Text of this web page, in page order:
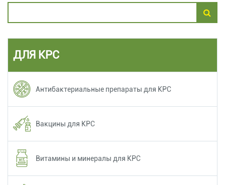
ДЛЯ КРС
Антибактериальные препараты для КРС
Вакцины для КРС
Витамины и минералы для КРС